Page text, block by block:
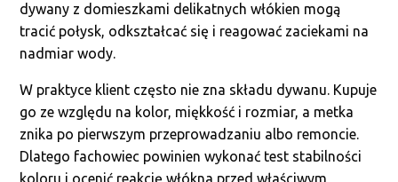
dywany z domieszkami delikatnych włókien mogą
tracić połysk, odkształcać się i reagować zaciekami na
nadmiar wody.
W praktyce klient często nie zna składu dywanu. Kupuje
go ze względu na kolor, miękkość i rozmiar, a metka
znika po pierwszym przeprowadzaniu albo remoncie.
Dlatego fachowiec powinien wykonać test stabilności
koloru i ocenić reakcję włókna przed właściwym